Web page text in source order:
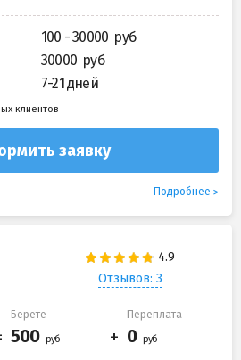
100 - 30000
30000
7-21 дней
клиентов
заявку
Подробнее
Отзывов: 3
Берете Переплата